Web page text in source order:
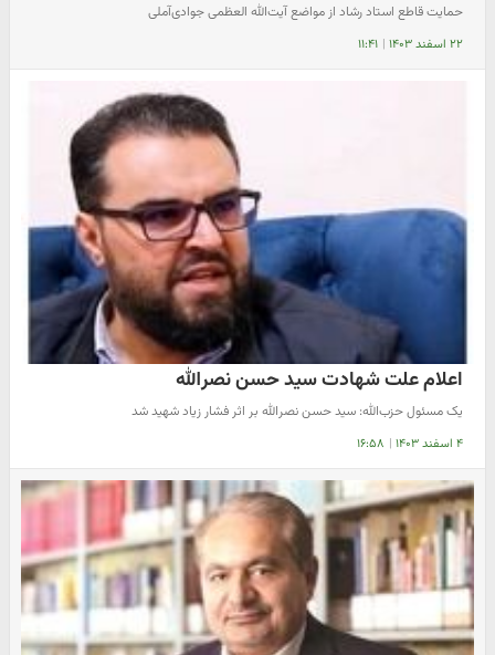
حمایت قاطع استاد رشاد از مواضع آیت‌الله العظمی جوادی‌آملی
۲۲ اسفند ۱۴۰۳ | ۱۱:۴۱
اعلام علت شهادت سید حسن نصرالله
یک مسئول حزب‌الله: سید حسن نصرالله بر اثر فشار زیاد شهید شد
۴ اسفند ۱۴۰۳ | ۱۶:۵۸